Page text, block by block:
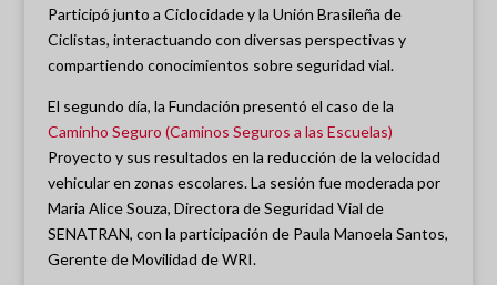
Participó junto a Ciclocidade y la Unión Brasileña de
Ciclistas, interactuando con diversas perspectivas y
compartiendo conocimientos sobre seguridad vial.
El segundo día, la Fundación presentó el caso de la
Caminho Seguro (Caminos Seguros a las Escuelas)
Proyecto y sus resultados en la reducción de la velocidad
vehicular en zonas escolares. La sesión fue moderada por
Maria Alice Souza, Directora de Seguridad Vial de
SENATRAN, con la participación de Paula Manoela Santos,
Gerente de Movilidad de WRI.